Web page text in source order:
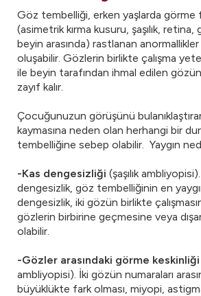
Göz tembelliği, erken yaşlarda görme
(asimetrik kırma kusuru, şaşılık,
beyin arasında) rastlanan
oluşabilir. Gözlerin birlikte çalışma
ile beyin tarafından ihmal edilen
zayıf kalır.
Çocuğunuzun görüşünü
kaymasına neden olan herhangi bir
tembelliğine sebep olabilir. Yaygın
-Kas dengesizliği (şaşılık
dengesizlik, göz tembelliğinin en
dengesizlik, iki gözün birlikte
gözlerin birbirine geçmesine veya
olabilir.
-Gözler arasındaki görme keskinliği
ambliyopisi). İki gözün numaraları
büyüklükte fark olması, miyopi,